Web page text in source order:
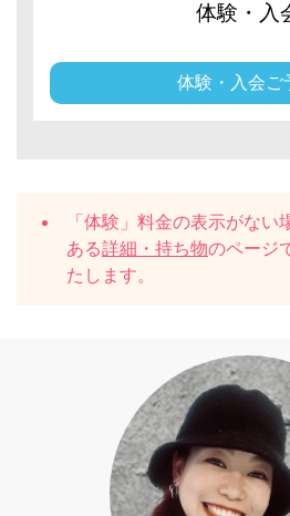
体験・入
体験・入会ご
「体験」料金の表示がない
ある詳細・持ち物のページ
たします。